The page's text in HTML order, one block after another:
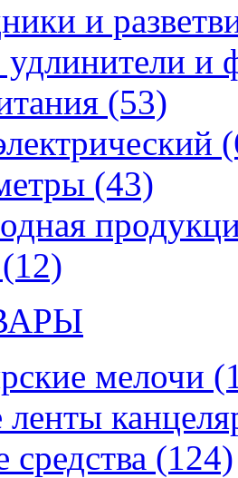
и
удлинители и
(53)
(43)
(12)
мелочи
ленты
(124)